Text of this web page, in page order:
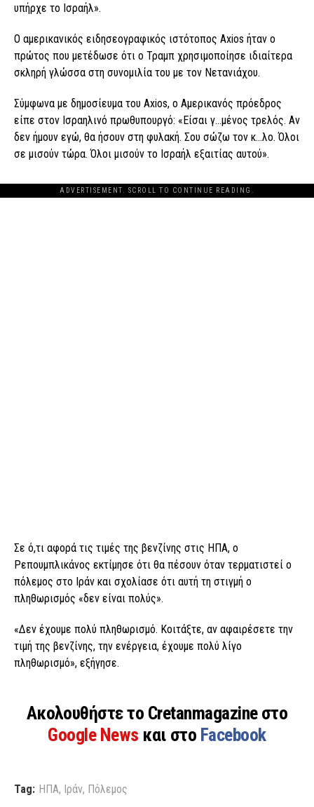
υπήρχε το Ισραήλ».
Ο αμερικανικός ειδησεογραφικός ιστότοπος Axios ήταν ο
πρώτος που μετέδωσε ότι ο Τραμπ χρησιμοποίησε ιδιαίτερα
σκληρή γλώσσα στη συνομιλία του με τον Νετανιάχου.
Σύμφωνα με δημοσίευμα του Axios, ο Αμερικανός πρόεδρος
είπε στον Ισραηλινό πρωθυπουργό: «Είσαι γ…μένος τρελός. Αν
δεν ήμουν εγώ, θα ήσουν στη φυλακή. Σου σώζω τον κ…λο. Όλοι
σε μισούν τώρα. Όλοι μισούν το Ισραήλ εξαιτίας αυτού».
ADVERTISEMENT. SCROLL TO CONTINUE READING.
Σε ό,τι αφορά τις τιμές της βενζίνης στις ΗΠΑ, ο
Ρεπουμπλικάνος εκτίμησε ότι θα πέσουν όταν τερματιστεί ο
πόλεμος στο Ιράν και σχολίασε ότι αυτή τη στιγμή ο
πληθωρισμός «δεν είναι πολύς».
«Δεν έχουμε πολύ πληθωρισμό. Κοιτάξτε, αν αφαιρέσετε την
τιμή της βενζίνης, την ενέργεια, έχουμε πολύ λίγο
πληθωρισμό», εξήγησε.
Ακολουθήστε το Cretanmagazine στο
Google News και στο Facebook
Tag: ΗΠΑ, Ιράν, Πόλεμος